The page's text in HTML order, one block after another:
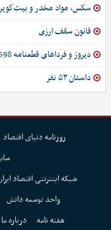
سکس، مواد مخدر و
قانون سقف ارزی
دیروز و فرداهای قطعنامه 598
داستان ۵۳ نفر
روزنامه دنیای اقتصاد
شبکه اینترنتی اقتصاد
واحد توسعه دانش
هفته نامه
درباره ما